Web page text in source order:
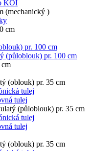
KOI
(mechanický )
cm
pr. 100 cm
(půloblouk) pr. 100 cm
cm
(oblouk) pr. 35 cm
tulej
tulej
(půloblouk) pr. 35 cm
tulej
tulej
(oblouk) pr. 35 cm